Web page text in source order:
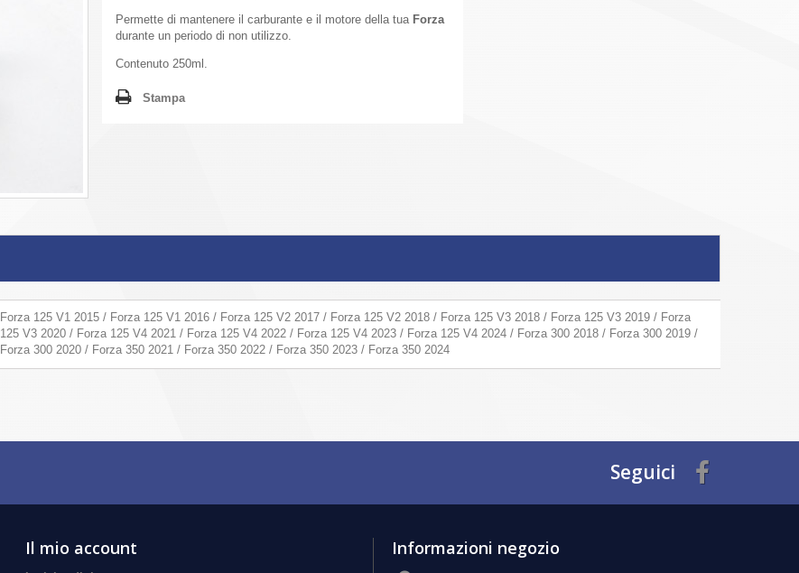
Permette di mantenere il carburante e il motore della tua Forza
durante un periodo di non utilizzo.
Contenuto 250ml.
Stampa
Forza 125 V1 2015 / Forza 125 V1 2016 / Forza 125 V2 2017 / Forza 125 V2 2018 / Forza 125 V3 2018 / Forza 125 V3 2019 / Forza
125 V3 2020 / Forza 125 V4 2021 / Forza 125 V4 2022 / Forza 125 V4 2023 / Forza 125 V4 2024 / Forza 300 2018 / Forza 300 2019 /
Forza 300 2020 / Forza 350 2021 / Forza 350 2022 / Forza 350 2023 / Forza 350 2024
Seguici
Il mio account Informazioni negozio